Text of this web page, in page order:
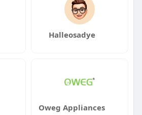
Halleosadye
Oweg Appliances